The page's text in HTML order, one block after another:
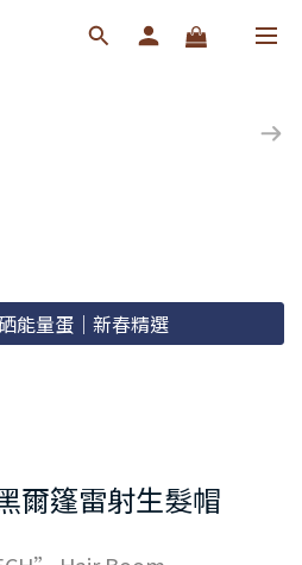
能量蛋｜新春精選
爾篷雷射生髮帽